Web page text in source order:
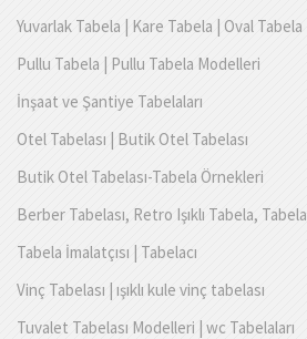
Yuvarlak Tabela | Kare Tabela | Oval Tabela
Pullu Tabela | Pullu Tabela Modelleri
İnşaat ve Şantiye Tabelaları
Otel Tabelası | Butik Otel Tabelası
Butik Otel Tabelası-Tabela Örnekleri
Berber Tabelası, Retro Işıklı Tabela, Tabela
Tabela İmalatçısı | Tabelacı
Vinç Tabelası | ışıklı kule vinç tabelası
Tuvalet Tabelası Modelleri | wc Tabelaları